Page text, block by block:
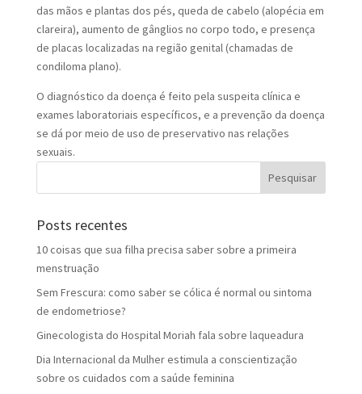
das mãos e plantas dos pés, queda de cabelo (alopécia em
clareira), aumento de gânglios no corpo todo, e presença
de placas localizadas na região genital (chamadas de
condiloma plano).
O diagnóstico da doença é feito pela suspeita clínica e
exames laboratoriais específicos, e a prevenção da doença
se dá por meio de uso de preservativo nas relações
sexuais.
Posts recentes
10 coisas que sua filha precisa saber sobre a primeira
menstruação
Sem Frescura: como saber se cólica é normal ou sintoma
de endometriose?
Ginecologista do Hospital Moriah fala sobre laqueadura
Dia Internacional da Mulher estimula a conscientização
sobre os cuidados com a saúde feminina